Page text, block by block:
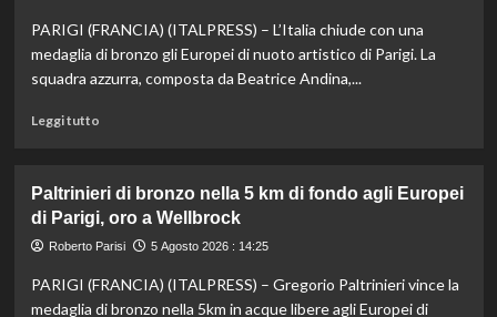
al
Masters
1000
due
set
PARIGI (FRANCIA) (ITALPRESS) – L’Italia chiude con una
medaglia di bronzo gli Europei di nuoto artistico di Parigi. La
squadra azzurra, composta da Beatrice Andina,...
Leggi tuttoLeggi
Nuoto
artistico,
l’Italia
il
bronzo
Paltrinieri di bronzo nella 5 km di fondo agli Europei
di Parigi, oro a Wellbrock
Roberto Parisi 5 Agosto 2026 : 14:25
PARIGI (FRANCIA) (ITALPRESS) – Gregorio Paltrinieri vince la
medaglia di bronzo nella 5km in acque libere agli Europei di